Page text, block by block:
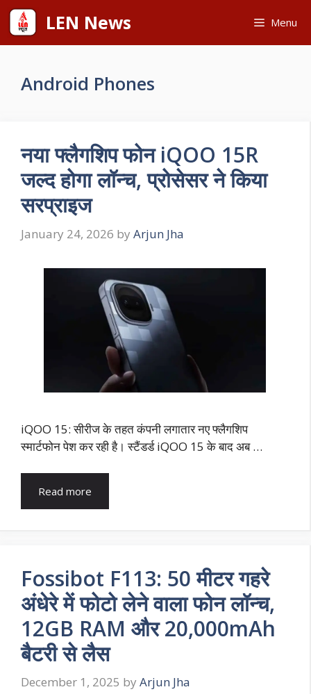
Skip
content
LEN News Menu
Android Phones
नया फ्लैगशिप फोन iQOO 15R
जल्द होगा लॉन्च, प्रोसेसर ने किया
सरप्राइज
January 24, 2026 by Arjun Jha
iQOO 15: सीरीज के तहत कंपनी लगातार नए फ्लैगशिप
स्मार्टफोन पेश कर रही है। स्टैंडर्ड iQOO 15 के बाद अब …
Read more
Fossibot F113: 50 मीटर गहरे
अंधेरे में फोटो लेने वाला फोन लॉन्च,
12GB RAM और 20,000mAh
बैटरी से लैस
December 1, 2025 by Arjun Jha